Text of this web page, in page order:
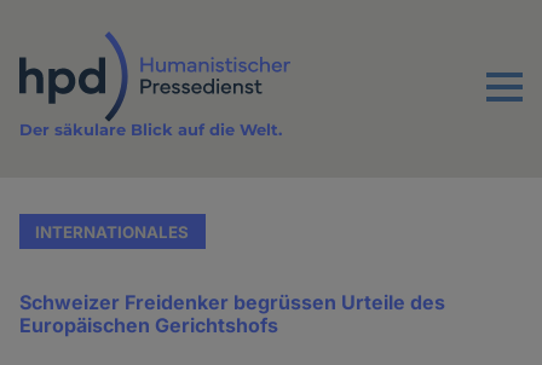
Inhalt
Menu
Der säkulare Blick auf die Welt.
INTERNATIONALES
Schweizer Freidenker begrüssen Urteile des
Europäischen Gerichtshofs